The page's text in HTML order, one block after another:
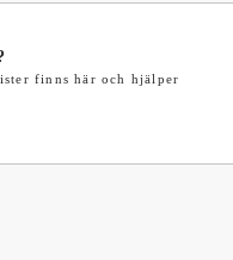
finns här och hjälper